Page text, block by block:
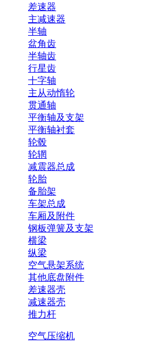
差速器
主减速器
半轴
盆角齿
半轴齿
行星齿
十字轴
主从动惰轮
贯通轴
平衡轴及支架
平衡轴衬套
轮毂
轮辋
减震器总成
轮胎
备胎架
车架总成
车厢及附件
钢板弹簧及支架
横梁
纵梁
空气悬架系统
其他底盘附件
差速器壳
减速器壳
推力杆
空气压缩机